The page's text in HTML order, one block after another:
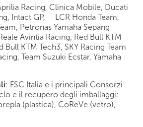
Racing, Clinica Mobile, Ducati
Intact GP, LCR Honda Team,
Petronas Yamaha Sepang
Avintia Racing, Red Bull KTM
Bull KTM Tech3, SKY Racing Team
Team Suzuki Ecstar, Yamaha
: FSC Italia e i principali Consorzi
e il recupero degli imballaggi:
(plastica), CoReVe (vetro),